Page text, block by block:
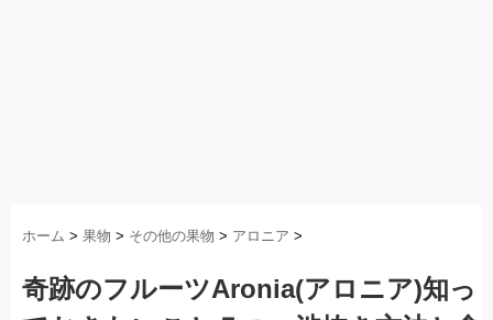
ホーム > 果物 > その他の果物 > アロニア >
奇跡のフルーツAronia(アロニア)知っ